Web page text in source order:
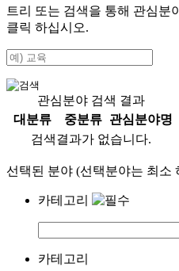
트리 또는 검색을 통해 관심분
클릭 하십시오.
관심분야 검색 결과
대분류
중분류
관심분야명
검색결과가 없습니다.
선택된 분야 (선택분야는 최소
카테고리
카테고리